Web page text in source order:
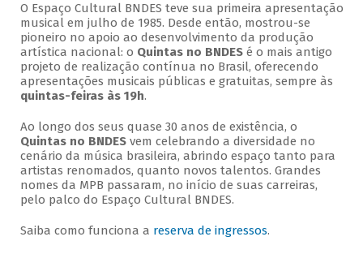
O Espaço Cultural BNDES teve sua primeira apresentação
musical em julho de 1985. Desde então, mostrou-se
pioneiro no apoio ao desenvolvimento da produção
artística nacional: o Quintas no BNDESé o mais antigo
projeto de realização contínua no Brasil, oferecendo
apresentações musicais públicas e gratuitas, sempre às
quintas-feiras às 19h.
Ao longo dos seus quase 30 anos de existência, o
Quintas no BNDESvem celebrando a diversidade no
cenário da música brasileira, abrindo espaço tanto para
artistas renomados, quanto novos talentos. Grandes
nomes da MPB passaram, no início de suas carreiras,
pelo palco do Espaço Cultural BNDES.
Saiba como funciona a reserva de ingressos.